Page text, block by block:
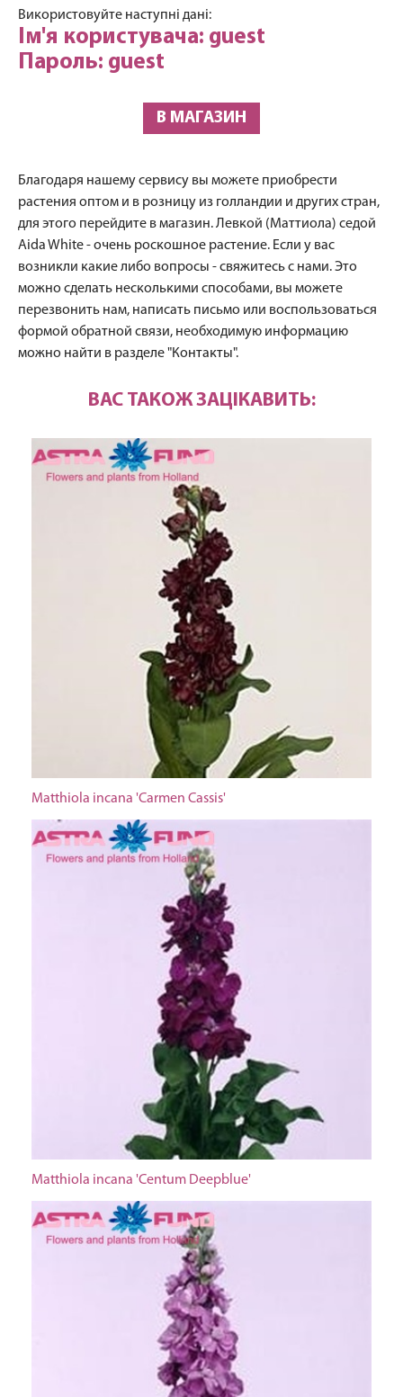
Використовуйте наступні дані:
Ім'я користувача: guest
Пароль: guest
В МАГАЗИН
Благодаря нашему сервису вы можете приобрести
растения оптом и в розницу из голландии и других стран,
для этого перейдите в магазин. Левкой (Маттиола) седой
Aida White - очень роскошное растение. Если у вас
возникли какие либо вопросы - свяжитесь с нами. Это
можно сделать несколькими способами, вы можете
перезвонить нам, написать письмо или воспользоваться
формой обратной связи, необходимую информацию
можно найти в разделе "Контакты".
ВАС ТАКОЖ ЗАЦІКАВИТЬ:
Matthiola incana 'Carmen Cassis'
Matthiola incana 'Centum Deepblue'